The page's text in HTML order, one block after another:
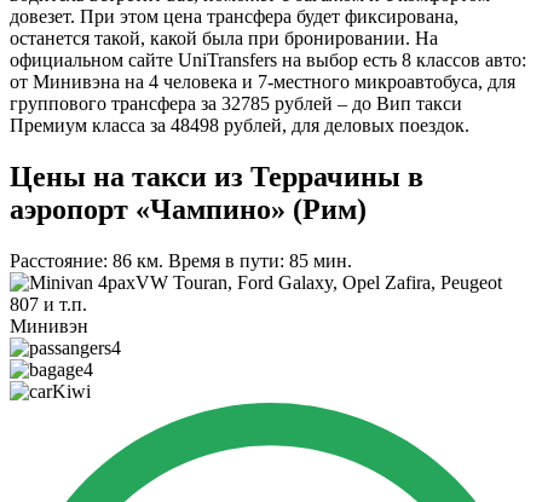
довезет. При этом цена трансфера будет фиксирована,
останется такой, какой была при бронировании. На
официальном сайте UniTransfers на выбор есть 8 классов авто:
от Минивэна на 4 человека и 7-местного микроавтобуса, для
группового трансфера за 32785 рублей – до Вип такси
Премиум класса за 48498 рублей, для деловых поездок.
Цены на такси из Террачины в
аэропорт «Чампино» (Рим)
Расстояние: 86 км. Время в пути: 85 мин.
VW Touran, Ford Galaxy, Opel Zafira, Peugeot
807 и т.п.
Минивэн
4
4
Kiwi